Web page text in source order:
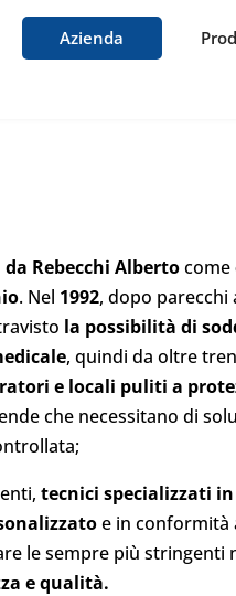
Azienda
Rebecchi Albertocome
. Nel 1992, dopo parecchi
la possibilità di
, quindi da oltre
e locali puliti a
che necessitano di
tecnici specializzati
e in conformità
le sempre più stringenti
e qualità.